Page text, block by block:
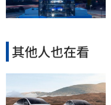
其他人也在看